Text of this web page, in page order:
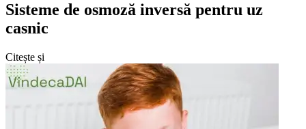
Sisteme de osmoză inversă pentru uz
casnic
Citește și